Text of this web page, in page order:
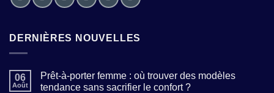
DERNIÈRES NOUVELLES
06
Août
Prêt-à-porter femme : où trouver des modèles
tendance sans sacrifier le confort ?